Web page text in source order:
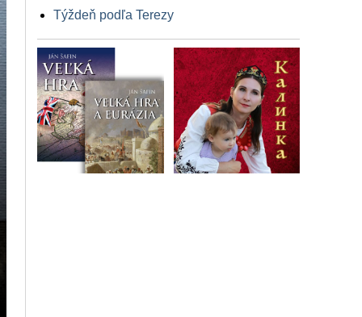
Týždeň podľa Terezy